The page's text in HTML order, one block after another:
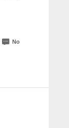
No